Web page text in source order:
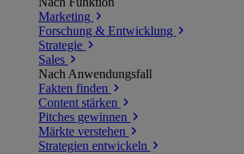
Marketing
Forschung & Entwicklung
Strategie
Sales
Nach Anwendungsfall
Fakten finden
Content stärken
Pitches gewinnen
Märkte verstehen
Strategien entwickeln